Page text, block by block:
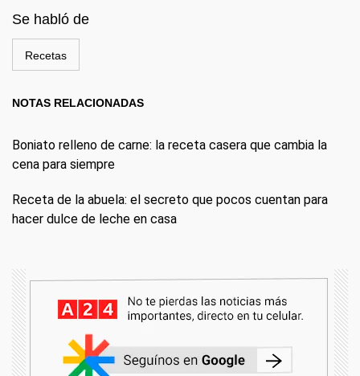
Se habló de
Recetas
NOTAS RELACIONADAS
Boniato relleno de carne: la receta casera que cambia la
cena para siempre
Receta de la abuela: el secreto que pocos cuentan para
hacer dulce de leche en casa